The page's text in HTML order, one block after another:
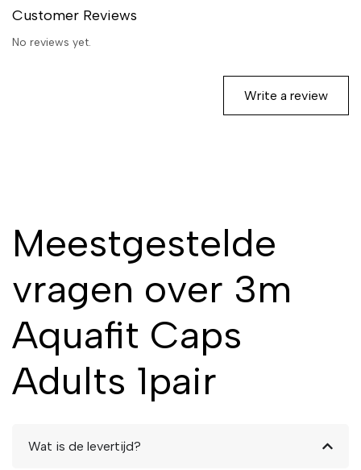
Customer Reviews
No reviews yet.
Write a review
Meestgestelde
vragen over 3m
Aquafit Caps
Adults 1pair
Wat is de levertijd?